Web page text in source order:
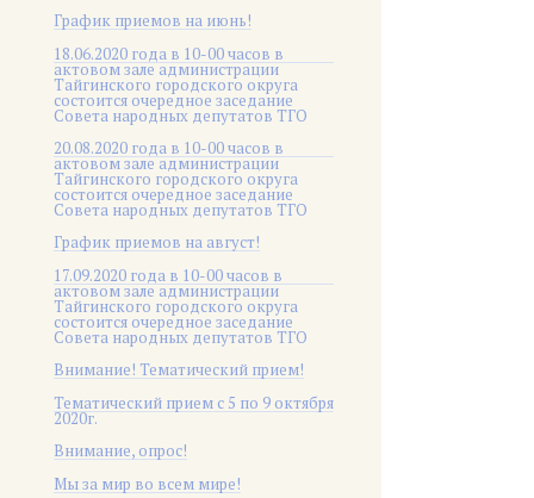
График приемов на июнь!
18.06.2020 года в 10-00 часов в
актовом зале администрации
Тайгинского городского округа
состоится очередное заседание
Совета народных депутатов ТГО
20.08.2020 года в 10-00 часов в
актовом зале администрации
Тайгинского городского округа
состоится очередное заседание
Совета народных депутатов ТГО
График приемов на август!
17.09.2020 года в 10-00 часов в
актовом зале администрации
Тайгинского городского округа
состоится очередное заседание
Совета народных депутатов ТГО
Внимание! Тематический прием!
Тематический прием с 5 по 9 октября
2020г.
Внимание, опрос!
Мы за мир во всем мире!